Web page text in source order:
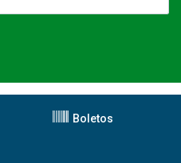
Boletos